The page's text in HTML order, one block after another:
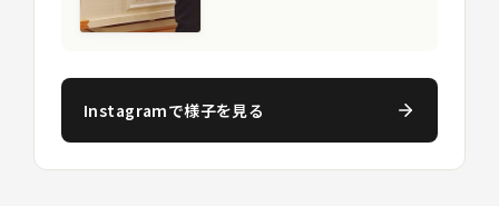
Instagramで様子を見る